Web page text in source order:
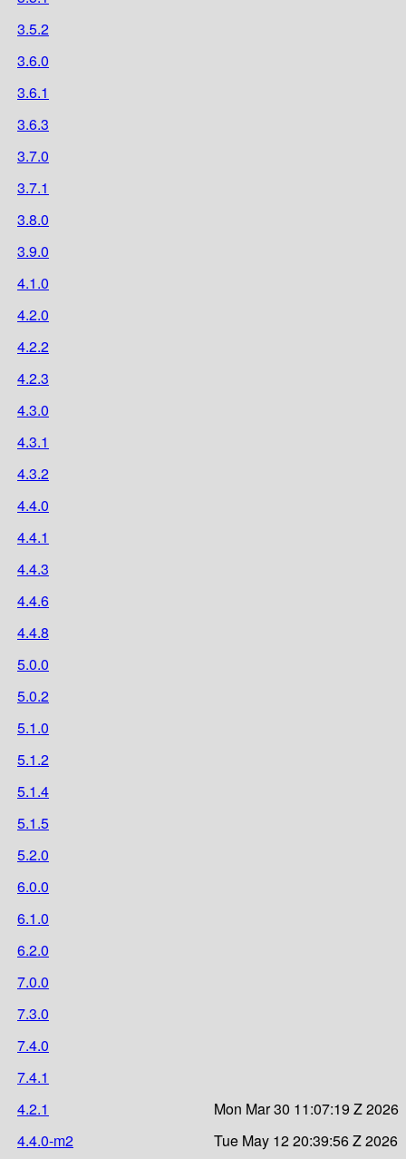
3.5.2
3.6.0
3.6.1
3.6.3
3.7.0
3.7.1
3.8.0
3.9.0
4.1.0
4.2.0
4.2.2
4.2.3
4.3.0
4.3.1
4.3.2
4.4.0
4.4.1
4.4.3
4.4.6
4.4.8
5.0.0
5.0.2
5.1.0
5.1.2
5.1.4
5.1.5
5.2.0
6.0.0
6.1.0
6.2.0
7.0.0
7.3.0
7.4.0
7.4.1
4.2.1
Mon Mar 30 11:07:19 Z 2026
4.4.0-m2
Tue May 12 20:39:56 Z 2026